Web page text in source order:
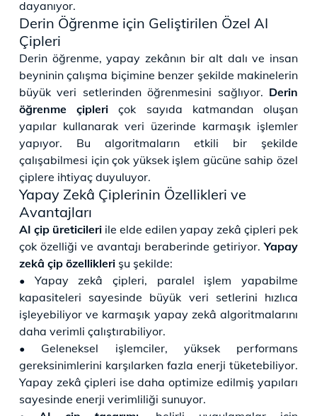
dayanıyor.
Derin Öğrenme için Geliştirilen Özel AI
Çipleri
Derin öğrenme, yapay zekânın bir alt dalı ve insan
beyninin çalışma biçimine benzer şekilde makinelerin
büyük veri setlerinden öğrenmesini sağlıyor. Derin
öğrenme çipleriçok sayıda katmandan oluşan
yapılar kullanarak veri üzerinde karmaşık işlemler
yapıyor. Bu algoritmaların etkili bir şekilde
çalışabilmesi için çok yüksek işlem gücüne sahip özel
çiplere ihtiyaç duyuluyor.
Yapay Zekâ Çiplerinin Özellikleri ve
Avantajları
AI çip üreticileri ile elde edilen yapay zekâ çipleri pek
çok özelliği ve avantajı beraberinde getiriyor.Yapay
zekâ çip özellikleri şu şekilde:
• Yapay zekâ çipleri, paralel işlem yapabilme
kapasiteleri sayesinde büyük veri setlerini hızlıca
işleyebiliyor ve karmaşık yapay zekâ algoritmalarını
daha verimli çalıştırabiliyor.
• Geleneksel işlemciler, yüksek performans
gereksinimlerini karşılarken fazla enerji tüketebiliyor.
Yapay zekâ çipleri ise daha optimize edilmiş yapıları
sayesinde enerji verimliliği sunuyor.